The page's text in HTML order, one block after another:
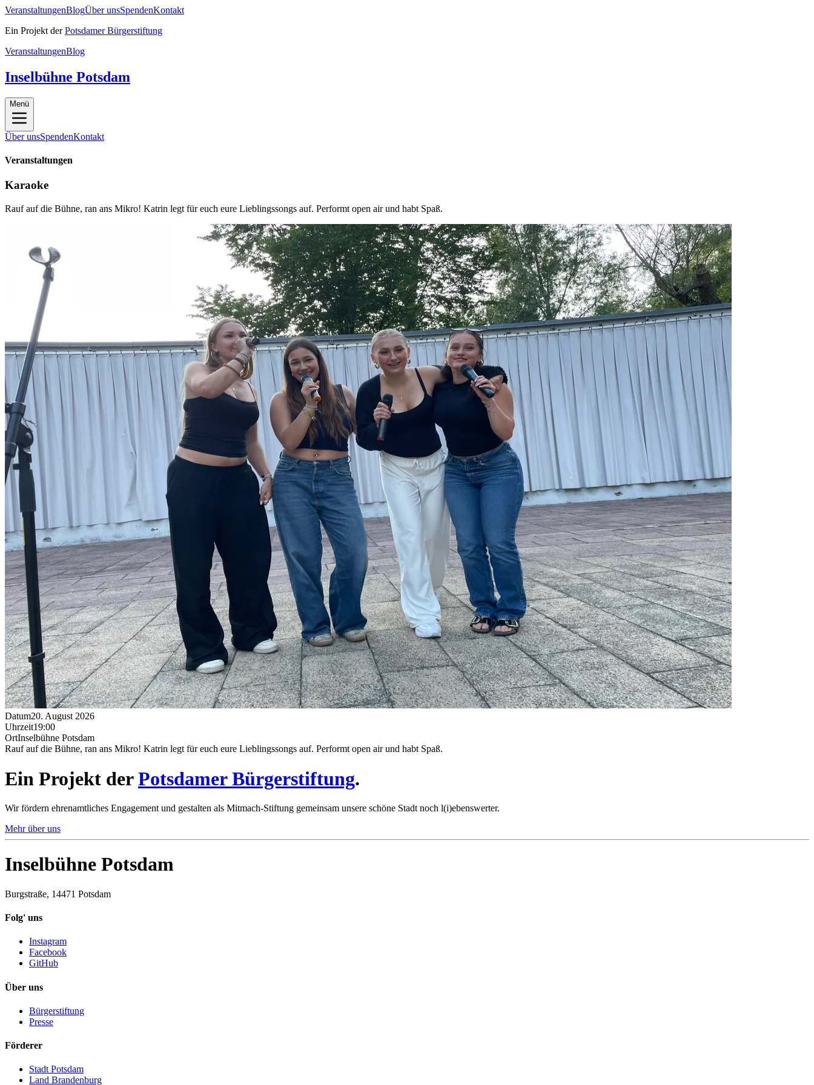
VeranstaltungenBlogÜber unsSpendenKontakt
Ein Projekt der Potsdamer Bürgerstiftung
VeranstaltungenBlog
Inselbühne Potsdam
Menü
Über unsSpendenKontakt
Veranstaltungen
Karaoke
Rauf auf die Bühne, ran ans Mikro! Katrin legt für euch eure Lieblingssongs auf. Performt open air und habt Spaß.
Datum20. August 2026
Uhrzeit19:00
OrtInselbühne Potsdam
Rauf auf die Bühne, ran ans Mikro! Katrin legt für euch eure Lieblingssongs auf. Performt open air und habt Spaß.
Ein Projekt der Potsdamer Bürgerstiftung.
Wir fördern ehrenamtliches Engagement und gestalten als Mitmach-Stiftung gemeinsam unsere schöne Stadt noch l(i)ebenswerter.
Mehr über uns
Inselbühne Potsdam
Burgstraße, 14471 Potsdam
Folg' uns
Instagram
Facebook
GitHub
Über uns
Bürgerstiftung
Presse
Förderer
Stadt Potsdam
Land Brandenburg